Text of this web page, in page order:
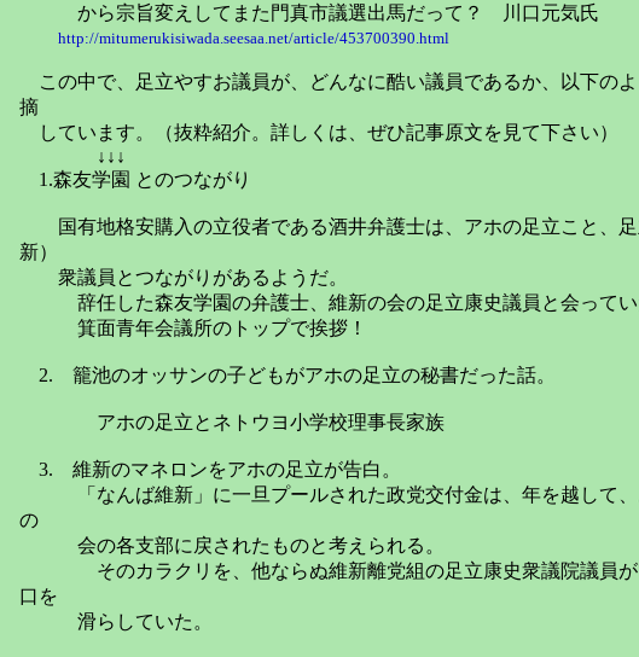
から宗旨変えしてまた門真市議選出馬だって？ 川口元気氏
http://mitumerukisiwada.seesaa.net/article/453700390.html
この中で、足立やすお議員が、どんなに酷い議員であるか、以下の
摘
しています。（抜粋紹介。詳しくは、ぜひ記事原文を見て下さい）
↓↓↓
1.森友学園 とのつながり
国有地格安購入の立役者である酒井弁護士は、アホの足立こと、足
新）
衆議員とつながりがあるようだ。
辞任した森友学園の弁護士、維新の会の足立康史議員と会ってい
箕面青年会議所のトップで挨拶！
2. 籠池のオッサンの子どもがアホの足立の秘書だった話。
アホの足立とネトウヨ小学校理事長家族
3. 維新のマネロンをアホの足立が告白。
「なんば維新」に一旦プールされた政党交付金は、年を越して、
の
会の各支部に戻されたものと考えられる。
そのカラクリを、他ならぬ維新離党組の足立康史衆議院議員が
口を
滑らしていた。